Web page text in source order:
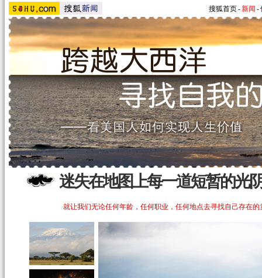
搜狐首页-新闻 -
迷失在地图上每一道短暂的光
就让我们无论任何年龄，任何职业，任何地点去寻找自己存在的